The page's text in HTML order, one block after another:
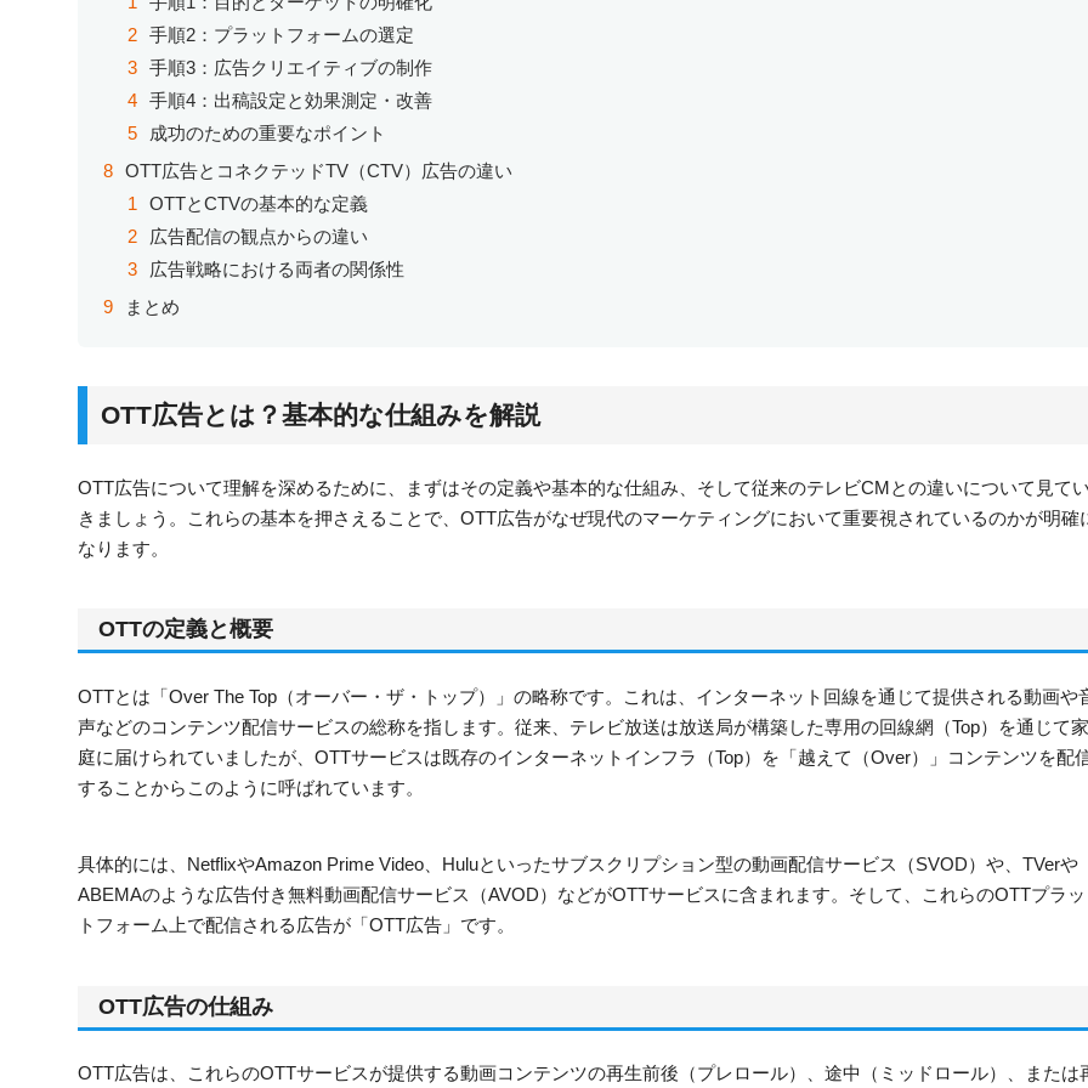
手順2：プラットフォームの選定
手順3：広告クリエイティブの制作
手順4：出稿設定と効果測定・改善
成功のための重要なポイント
OTT広告とコネクテッドTV（CTV）広告の違い
OTTとCTVの基本的な定義
広告配信の観点からの違い
広告戦略における両者の関係性
まとめ
OTT広告とは？基本的な仕組みを解説
OTT広告について理解を深めるために、まずはその定義や基本的な仕組み、そして従来のテレビCMとの違いについて見て
きましょう。これらの基本を押さえることで、OTT広告がなぜ現代のマーケティングにおいて重要視されているのかが明確
なります。
OTTの定義と概要
OTTとは「Over The Top（オーバー・ザ・トップ）」の略称です。これは、インターネット回線を通じて提供される動画や
声などのコンテンツ配信サービスの総称を指します。従来、テレビ放送は放送局が構築した専用の回線網（Top）を通じて家
庭に届けられていましたが、OTTサービスは既存のインターネットインフラ（Top）を「越えて（Over）」コンテンツを配
することからこのように呼ばれています。
具体的には、NetflixやAmazon Prime Video、Huluといったサブスクリプション型の動画配信サービス（SVOD）や、TVerや
ABEMAのような広告付き無料動画配信サービス（AVOD）などがOTTサービスに含まれます。そして、これらのOTTプラッ
トフォーム上で配信される広告が「OTT広告」です。
OTT広告の仕組み
OTT広告は、これらのOTTサービスが提供する動画コンテンツの再生前後（プレロール）、途中（ミッドロール）、または